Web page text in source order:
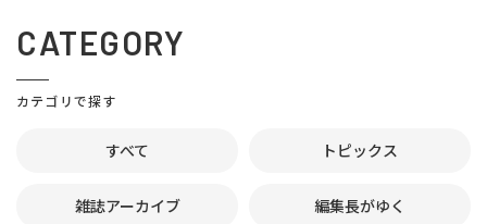
CATEGORY
カテゴリで探す
すべて トピックス
雑誌アーカイブ 編集長がゆく